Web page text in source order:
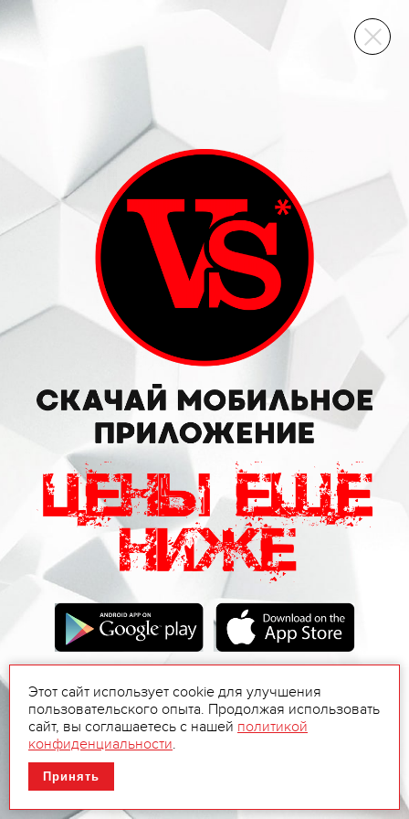
ВИННЫЙ СКЛАД
Этот сайт использует cookie для улучшения
пользовательского опыта. Продолжая использовать
сайт, вы соглашаетесь с нашей политикой
конфиденциальности.
Принять